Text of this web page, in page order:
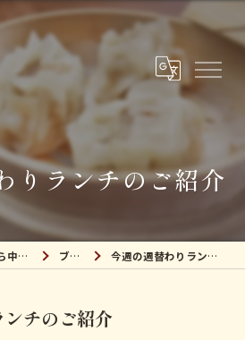
りランチのご紹介
上京区の中華料理屋なら中国酒家 西香 ブログ 今週の週替わりランチのご紹介
チのご紹介